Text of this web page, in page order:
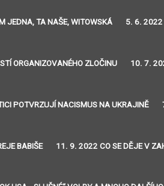
JEDNA, TA NAŠE, WITOWSKÁ 5. 6. 2022
ORGANIZOVANÉHO ZLOČINU 10. 7.
POTVRZUJÍ NACISMUS NA UKRAJINĚ
BABIŠE 11. 9. 2022 CO SE DĚJE V